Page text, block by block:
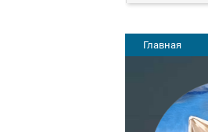
Главная